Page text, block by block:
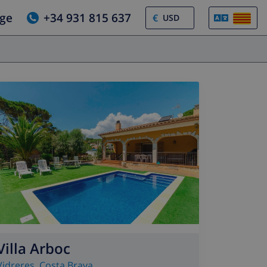
+34 931 815 637 €
Arboc